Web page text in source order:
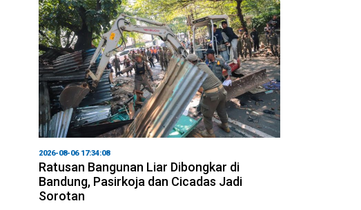
2026-08-06 17:34:08
Ratusan Bangunan Liar Dibongkar di
Bandung, Pasirkoja dan Cicadas Jadi
Sorotan